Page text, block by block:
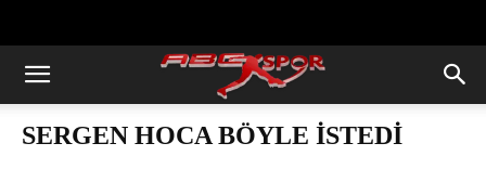
SERGEN HOCA BÖYLE İSTEDİ